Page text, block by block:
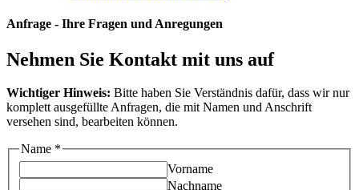
Anfrage - Ihre Fragen und Anregungen
Nehmen Sie Kontakt mit uns auf
Wichtiger Hinweis: Bitte haben Sie Verständnis dafür, dass wir nur
komplett ausgefüllte Anfragen, die mit Namen und Anschrift
versehen sind, bearbeiten können.
Name *
Vorname
Nachname